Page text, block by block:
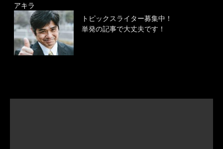
アキラ
トピックスライター募集中！
単発の記事で大丈夫です！